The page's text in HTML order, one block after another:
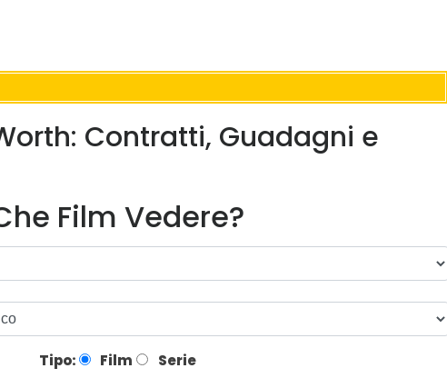
Contratti, Guadagni e
Film Vedere?
Tipo: Film Serie